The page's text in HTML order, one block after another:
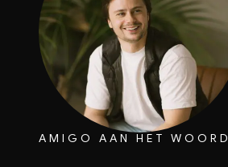
AMIGO AAN HET WOORD